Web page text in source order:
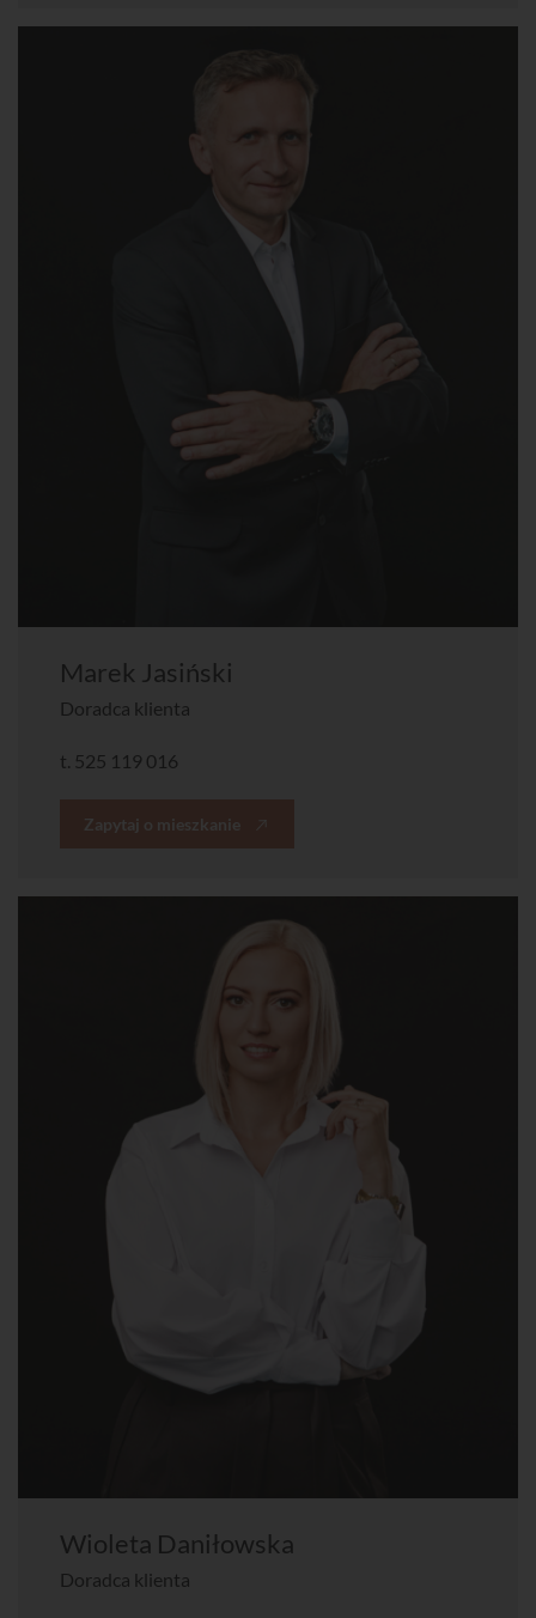
Marek Jasiński
Doradca klienta
t. 525 119 016
Zapytaj o mieszkanie
Wioleta Daniłowska
Doradca klienta